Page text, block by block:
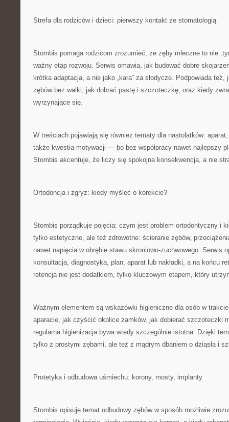
Strefa dla rodziców i dzieci: pierwszy kontakt ze stomatologią
Stombis pomaga rodzicom zrozumieć, że zęby mleczne to nie
ważny etap rozwoju. Serwis omawia, jak budować dobre
krótka adaptacja, a nie jako „kara” za słodycze. Podpowiada
zębów bez walki, jak dobrać pastę i szczoteczkę, oraz kiedy
wyrzynające się.
W treściach pojawiają się również tematy dla nastolatków:
także kwestia motywacji — bo bez współpracy nawet najlepszy
Stombis akcentuje, że liczy się spokojna konsekwencja, a nie
Ortodoncja i zgryz: kiedy myśleć o korekcie?
Stombis porządkuje pojęcia: czym jest problem ortodontyczny i
tylko estetyczne, ale też zdrowotne: ścieranie zębów,
nawet napięcia w obrębie stawu skroniowo-żuchwowego. Serwis
konsultacja, diagnostyka, plan, aparat lub nakładki, a na końcu
retencja nie jest dodatkiem, tylko kluczowym etapem, który
Ważnym elementem są wskazówki higieniczne dla osób w
aparacie, jak czyścić okolice zamków, jak dobierać szczoteczki
regularna higienizacja bywa wtedy szczególnie istotna. Dzięki
tylko z prostymi zębami, ale też z mądrym dbaniem o dziąsła i
Protetyka i odbudowa uśmiechu: korony, mosty, implanty
Stombis opisuje temat odbudowy zębów w sposób możliwie